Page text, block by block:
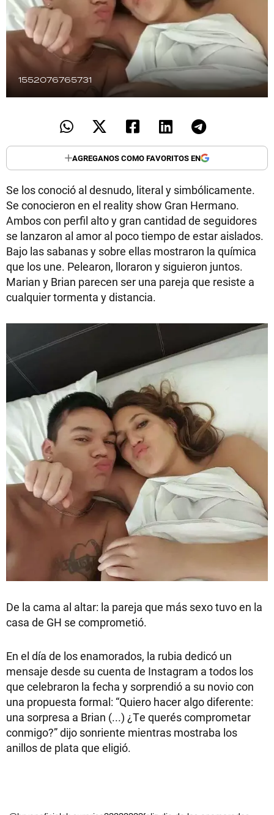
1552076765731
AGREGANOS COMO FAVORITOS EN
Se los conoció al desnudo, literal y simbólicamente.
Se conocieron en el reality show Gran Hermano.
Ambos con perfil alto y gran cantidad de seguidores
se lanzaron al amor al poco tiempo de estar aislados.
Bajo las sabanas y sobre ellas mostraron la química
que los une. Pelearon, lloraron y siguieron juntos.
Marian y Brian parecen ser una pareja que resiste a
cualquier tormenta y distancia.
De la cama al altar: la pareja que más sexo tuvo en la
casa de GH se comprometió.
En el día de los enamorados, la rubia dedicó un
mensaje desde su cuenta de Instagram a todos los
que celebraron la fecha y sorprendió a su novio con
una propuesta formal: “Quiero hacer algo diferente:
una sorpresa a Brian (...) ¿Te querés comprometar
conmigo?” dijo sonriente mientras mostraba los
anillos de plata que eligió.
HORÓSCOPO
Seguinos